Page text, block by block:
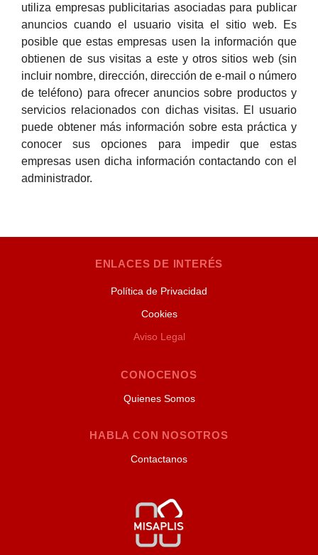
utiliza empresas publicitarias asociadas para publicar
anuncios cuando el usuario visita el sitio web. Es
posible que estas empresas usen la información que
obtienen de sus visitas a este y otros sitios web (sin
incluir nombre, dirección, dirección de e-mail o número
de teléfono) para ofrecer anuncios sobre productos y
servicios relacionados con dichas visitas. El usuario
puede obtener más información sobre esta práctica y
conocer sus opciones para impedir que estas
empresas usen dicha información contactando con el
administrador.
ENLACES DE INTERÉS
Política de Privacidad
Cookies
Aviso Legal
CONOCENOS
Quienes Somos
HABLA CON NOSOTROS
Contactanos